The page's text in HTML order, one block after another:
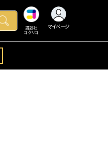
講談社
コクリコ
マイページ